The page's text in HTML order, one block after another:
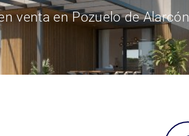
venta en Pozuelo de Alarcón